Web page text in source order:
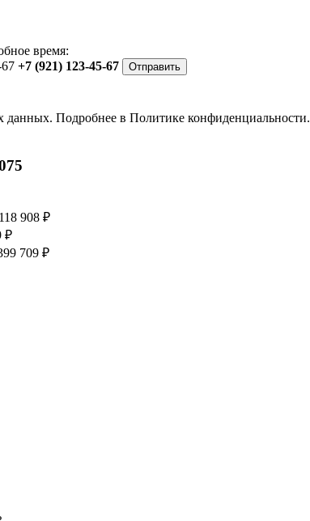
время:
+7 (921) 123-45-67 Отправить
данных. Подробнее в Политике конфиденциальности.
908 ₽
₽
709 ₽